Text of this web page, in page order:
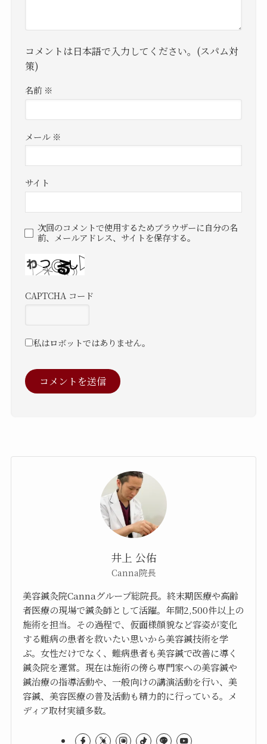
コメントは日本語で入力してください。(スパム対
策)
名前 ※
メール ※
サイト
次回のコメントで使用するためブラウザーに自分の名
前、メールアドレス、サイトを保存する。
CAPTCHA コード
私はロボットではありません。
井上 公佑
Canna院長
美容鍼灸院Cannaグループ総院長。終末期医療や高齢
者医療の現場で鍼灸師として活躍。年間2,500件以上の
施術を担当。その過程で、仮面様顔貌など容姿が変化
する難病の患者を救いたい思いから美容鍼技術を学
ぶ。女性だけでなく、難病患者も美容鍼で改善に導く
鍼灸院を運営。現在は施術の傍ら専門家への美容鍼や
鍼治療の指導活動や、一般向けの講演活動を行い、美
容鍼、美容医療の普及活動も精力的に行っている。メ
ディア取材実績多数。